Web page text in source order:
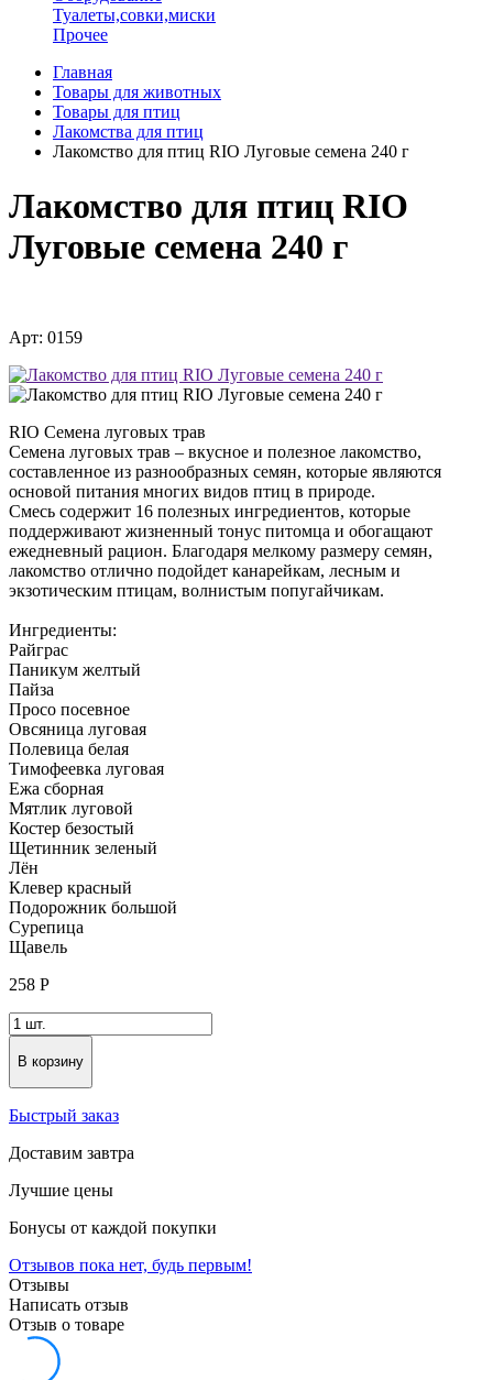
Туалеты,совки,миски
Прочее
Главная
Товары для животных
Товары для птиц
Лакомства для птиц
Лакомство для птиц RIO Луговые семена 240 г
Лакомство для птиц RIO
Луговые семена 240 г
Арт: 0159
RIO Семена луговых трав
Семена луговых трав – вкусное и полезное лакомство,
составленное из разнообразных семян, которые являются
основой питания многих видов птиц в природе.
Смесь содержит 16 полезных ингредиентов, которые
поддерживают жизненный тонус питомца и обогащают
ежедневный рацион. Благодаря мелкому размеру семян,
лакомство отлично подойдет канарейкам, лесным и
экзотическим птицам, волнистым попугайчикам.
Ингредиенты:
Райграс
Паникум желтый
Пайза
Просо посевное
Овсяница луговая
Полевица белая
Тимофеевка луговая
Ежа сборная
Мятлик луговой
Костер безостый
Щетинник зеленый
Лён
Клевер красный
Подорожник большой
Сурепица
Щавель
258 Р
В корзину
Быстрый заказ
Доставим завтра
Лучшие цены
Бонусы от каждой покупки
Отзывов пока нет, будь первым!
Отзывы
Написать отзыв
Отзыв о товаре